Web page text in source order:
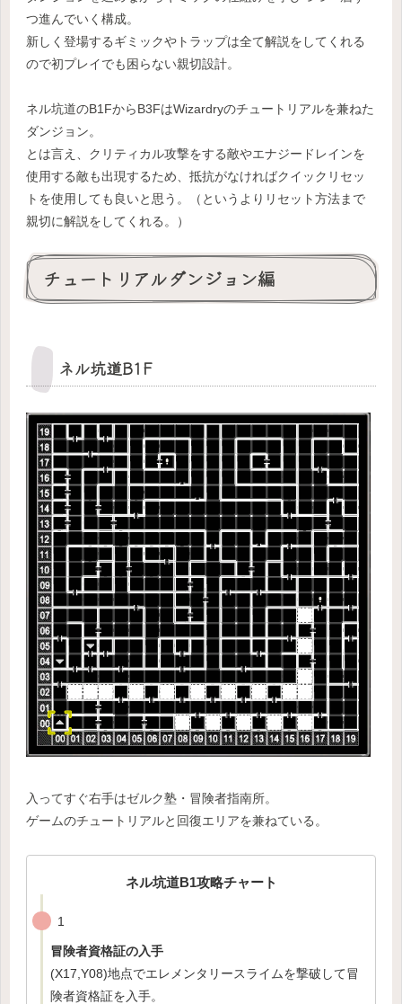
つ進んでいく構成。
新しく登場するギミックやトラップは全て解説をしてくれる
ので初プレイでも困らない親切設計。
ネル坑道のB1FからB3FはWizardryのチュートリアルを兼ねた
ダンジョン。
とは言え、クリティカル攻撃をする敵やエナジードレインを
使用する敵も出現するため、抵抗がなければクイックリセッ
トを使用しても良いと思う。（というよりリセット方法まで
親切に解説をしてくれる。）
チュートリアルダンジョン編
ネル坑道B1F
入ってすぐ右手はゼルク塾・冒険者指南所。
ゲームのチュートリアルと回復エリアを兼ねている。
ネル坑道B1攻略チャート
1
冒険者資格証の入手
(X17,Y08)地点でエレメンタリースライムを撃破して冒
険者資格証を入手。